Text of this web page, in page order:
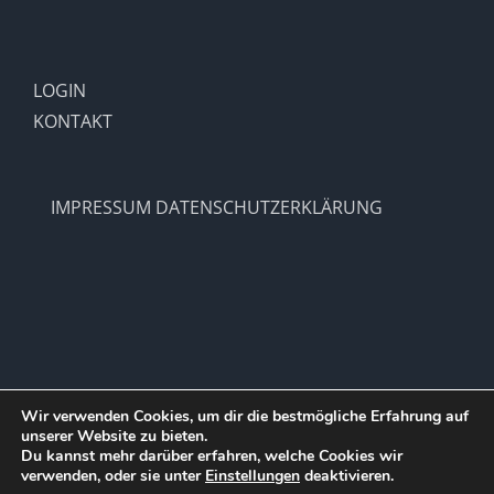
LOGIN
KONTAKT
IMPRESSUM DATENSCHUTZERKLÄRUNG
Copyright 2012 - 2021 |SV Hohenlimburg 1910 e.V.
Reserved | Powered byWordPress
Wir verwenden Cookies, um dir die bestmögliche Erfahrung auf
unserer Website zu bieten.
Du kannst mehr darüber erfahren, welche Cookies wir
verwenden, oder sie unter Einstellungen deaktivieren.